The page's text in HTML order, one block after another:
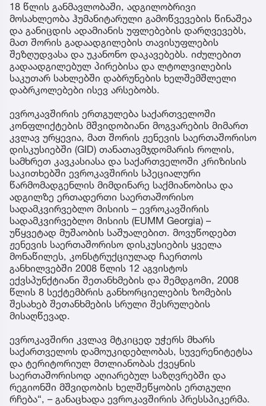
18 წლის განმავლობაში, ადგილობრივი
მოსახლეობა ჰუმანიტარული გამოწვევების წინაშეა
და განიცდის ადამიანის უფლებების დარღვევებს,
მათ შორის გადაადგილების თავისუფლების
შეზღუდვასა და უკანონო დაკავებებს. იძულებით
გადაადგილებულ პირებისა და ლტოლვილების
საკუთარ სახლებში დაბრუნების ხელშემშლელი
დაბრკოლებები ისევ არსებობს.
ევროკავშირის ერთგულება საქართველოში
კონფლიქტების მშვიდობიანი მოგვარების მიმართ
კვლავ ურყევია, მათ შორის ჟენევის საერთაშორისო
დისკუსიებში (GID) თანათავმჯდომარის როლის,
სამხრეთ კავკასიასა და საქართველოში კრიზისის
საკითხებში ევროკავშირის სპეციალური
წარმომადგენლის მიმდინარე საქმიანობისა და
ადგილზე ერთადერთი საერთაშორისო
სადამკვირვებლო მისიის – ევროკავშირის
სადამკვირვებლო მისიის (EUMM Georgia) –
უწყვეტად მუშაობის საშუალებით. მოვუწოდებთ
ჟენევის საერთაშორისო დისკუსიების ყველა
მონაწილეს, კონსტრუქციულად ჩაერთოს
განხილვებში 2008 წლის 12 აგვისტოს
ექვსპუნქტიანი შეთანხმების და შემდგომი, 2008
წლის 8 სექტემბრის განხორციელების ზომების
შესახებ შეთანხმების სრული შესრულების
მისაღწევად.
ევროკავშირი კვლავ მტკიცედ უჭერს მხარს
საქართველოს დამოუკიდებლობას, სუვერენიტეტსა
და ტერიტორიულ მთლიანობას ქვეყნის
საერთაშორისოდ აღიარებულ საზღვრებში და
რეგიონში მშვიდობის ხელშეწყობის ერთგული
რჩება“, – განაცხადა ევროკავშირის პრესსპიკერმა.